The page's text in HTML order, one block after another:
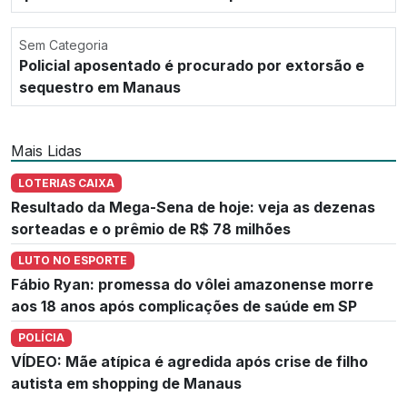
Sem Categoria
Policial aposentado é procurado por extorsão e
sequestro em Manaus
Mais Lidas
LOTERIAS CAIXA
Resultado da Mega-Sena de hoje: veja as dezenas
sorteadas e o prêmio de R$ 78 milhões
LUTO NO ESPORTE
Fábio Ryan: promessa do vôlei amazonense morre
aos 18 anos após complicações de saúde em SP
POLÍCIA
VÍDEO: Mãe atípica é agredida após crise de filho
autista em shopping de Manaus